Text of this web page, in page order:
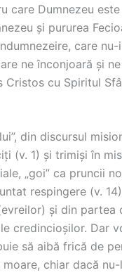
Dumnezeu este
și pururea
care
ne înconjoară și
cu Spiritul
din discursul
(v. 1) și trimiși în
„goi” ca pruncii
respingere (v.
și din partea
credincioșilor. Dar
să aibă frică de
chiar dacă